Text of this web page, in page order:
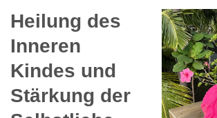
Heilung des
Inneren
Kindes und
Stärkung der